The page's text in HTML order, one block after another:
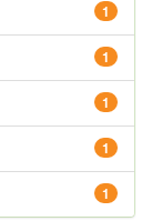
1
1
1
1
1